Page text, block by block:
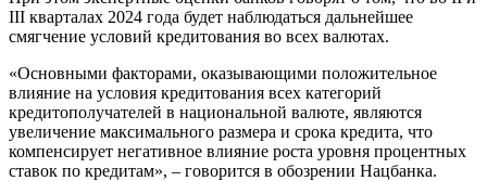
III кварталах 2024 года будет наблюдаться дальнейшее
смягчение условий кредитования во всех валютах.
«Основными факторами, оказывающими положительное
влияние на условия кредитования всех категорий
кредитополучателей в национальной валюте, являются
увеличение максимального размера и срока кредита, что
компенсирует негативное влияние роста уровня процентных
ставок по кредитам», – говорится в обозрении Нацбанка.